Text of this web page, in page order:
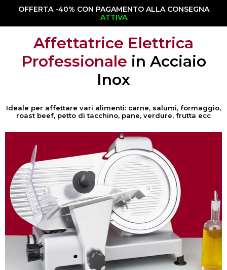
OFFERTA -40% CON PAGAMENTO ALLA CONSEGNA
ATTIVA
Affettatrice Elettrica
Professionale in Acciaio
Inox
Ideale per affettare vari alimenti: carne, salumi, formaggio,
roast beef, petto di tacchino, pane, verdure, frutta ecc